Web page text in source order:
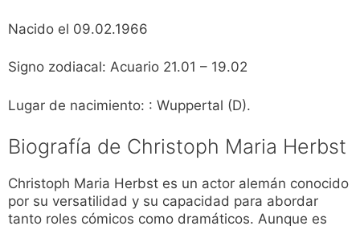
Nacido el 09.02.1966
Signo zodiacal: Acuario 21.01 – 19.02
Lugar de nacimiento: : Wuppertal (D).
Biografía de Christoph Maria Herbst
Christoph Maria Herbst es un actor alemán conocido
por su versatilidad y su capacidad para abordar
tanto roles cómicos como dramáticos. Aunque es